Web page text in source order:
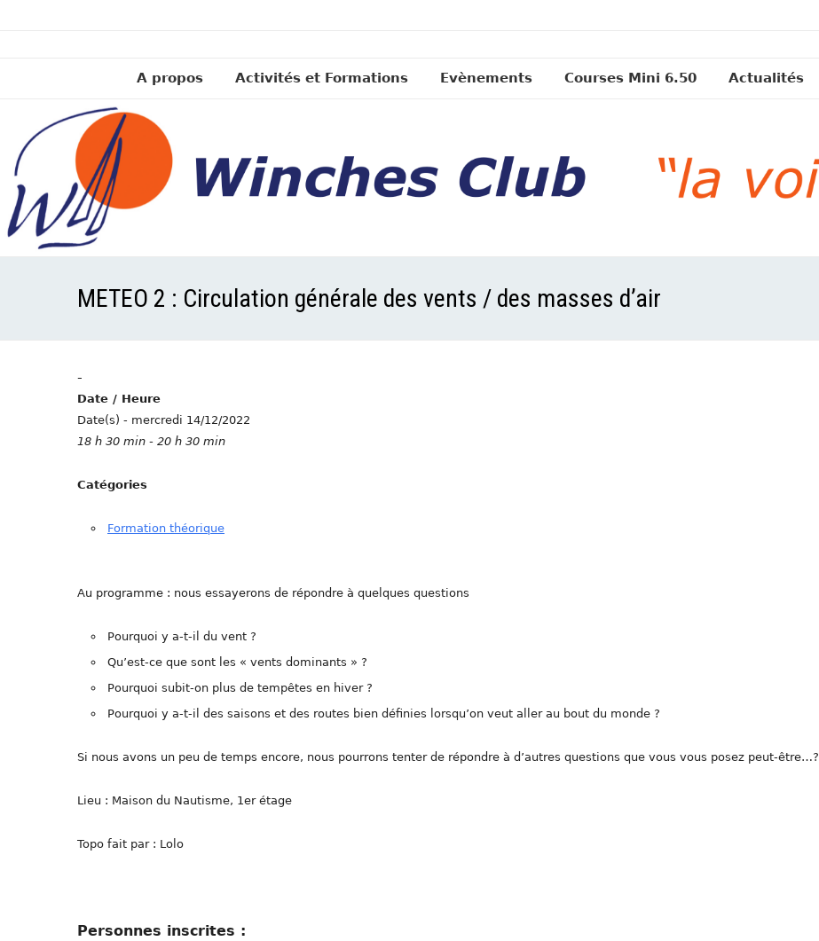
A propos Activités et Formations Evènements Courses Mini 6.50 Actualités
METEO 2 : Circulation générale des vents / des masses d’air
-
Date / Heure
Date(s) - mercredi 14/12/2022
18 h 30 min - 20 h 30 min
Catégories
Formation théorique
Au programme : nous essayerons de répondre à quelques questions
Pourquoi y a-t-il du vent ?
Qu’est-ce que sont les « vents dominants » ?
Pourquoi subit-on plus de tempêtes en hiver ?
Pourquoi y a-t-il des saisons et des routes bien définies lorsqu’on veut aller au bout du monde ?
Si nous avons un peu de temps encore, nous pourrons tenter de répondre à d’autres questions que vous vous posez peut-être…?
Lieu : Maison du Nautisme, 1er étage
Topo fait par : Lolo
Personnes inscrites :